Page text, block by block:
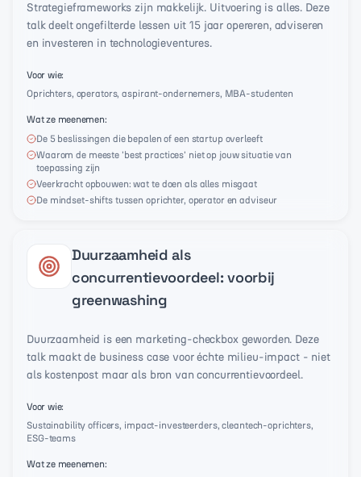
Strategieframeworks zijn makkelijk. Uitvoering is alles. Deze
talk deelt ongefilterde lessen uit 15 jaar opereren, adviseren
en investeren in technologieventures.
Voor wie:
Oprichters, operators, aspirant-ondernemers, MBA-studenten
Wat ze meenemen:
De 5 beslissingen die bepalen of een startup overleeft
Waarom de meeste 'best practices' niet op jouw situatie van
toepassing zijn
Veerkracht opbouwen: wat te doen als alles misgaat
De mindset-shifts tussen oprichter, operator en adviseur
Duurzaamheid als
concurrentievoordeel: voorbij
greenwashing
Duurzaamheid is een marketing-checkbox geworden. Deze
talk maakt de business case voor échte milieu-impact - niet
als kostenpost maar als bron van concurrentievoordeel.
Voor wie:
Sustainability officers, impact-investeerders, cleantech-oprichters,
ESG-teams
Wat ze meenemen: